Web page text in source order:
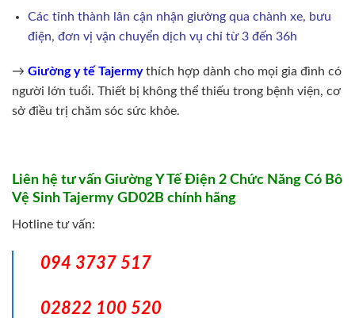
Các tỉnh thành lân cận nhận giường qua chành xe, bưu
điện, đơn vị vận chuyển dịch vụ chỉ từ 3 đến 36h
→ Giường y tế Tajermythích hợp dành cho mọi gia đình có
người lớn tuổi. Thiết bị không thể thiếu trong bệnh viện, cơ
sở điều trị chăm sóc sức khỏe.
Liên hệ tư vấn Giường Y Tế Điện 2 Chức Năng Có Bô
Vệ Sinh Tajermy GD02B chính hãng
Hotline tư vấn:
094 3737 517
02822 100 520